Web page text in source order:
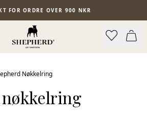
FOR ORDRE OVER 900 NKR
Nøkkelring